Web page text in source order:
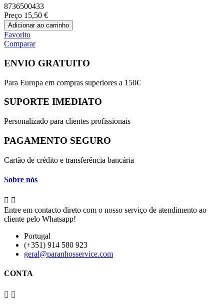
8736500433
Preço 15,50 €
Adicionar ao carrinho
Favorito
Comparar
ENVIO GRATUITO
Para Europa em compras superiores a 150€
SUPORTE IMEDIATO
Personalizado para clientes profissionais
PAGAMENTO SEGURO
Cartão de crédito e transferência bancária
Sobre nós
 
Entre em contacto direto com o nosso serviço de atendimento ao
cliente pelo Whatsapp!
Portugal
(+351) 914 580 923
geral@paranhosservice.com
CONTA
 